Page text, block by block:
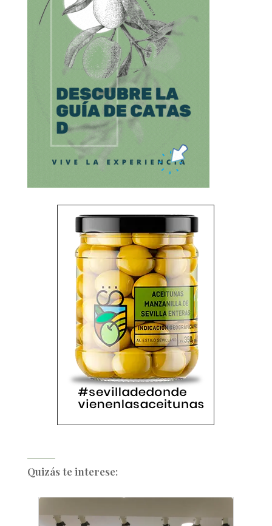
Quizás te interese: